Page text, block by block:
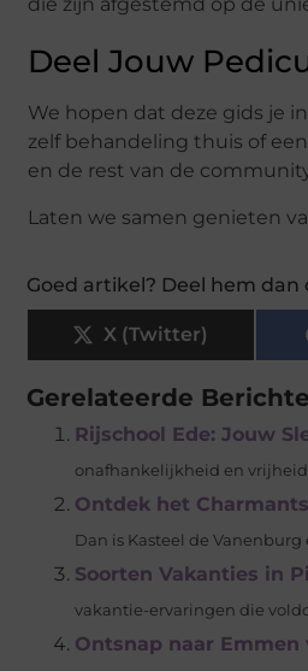
die zijn afgestemd op de
Deel Jouw
We hopen dat deze gids je
zelf behandeling thuis of
en de rest van de
Laten we samen genieten
Goed artikel? Deel hem dan
X (Twitter)
Gerelateerde
Rijschool Ede: Jouw
onafhankelijkheid en
Ontdek het
Dan is Kasteel de
Soorten Vakanties in
vakantie-ervaringen die
Ontsnap naar